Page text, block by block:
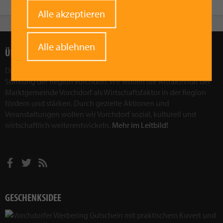
ÜBER UNS
Das Ziel des Vorchdorfer Werberings ist, die wirtschaftliche
Stärkung der Region Vorchdorf. Wir wollen die Attraktivität der
Marktgemeinde Vorchdorf als Wirtschaftsfaktor in der Region
fördern und stärken. Durch gezielte Aktionen und
Veranstaltungen wollen wir Vorchdorf sozial, kulturell und
wirtschaftlich weiterentwickeln. Mehr im Leitbild!
GESCHENKSIDEE
Alle akzeptieren
Alle ablehnen